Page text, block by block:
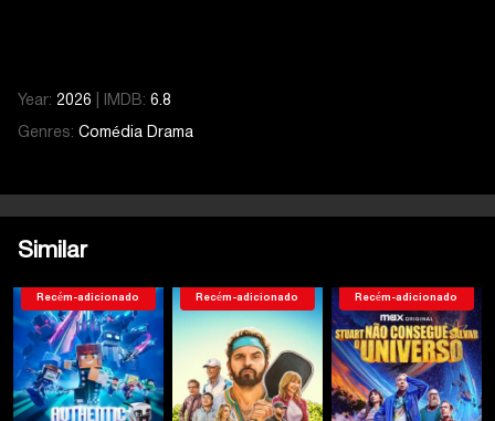
Year: 2026 IMDB: 6.8
Genres: Comédia Drama
Similar
Recém-adicionado Recém-adicionado Recém-adicionado